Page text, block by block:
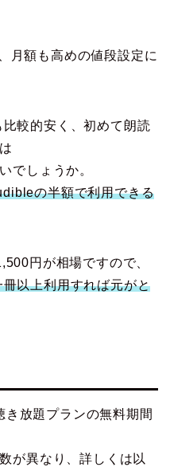
月額も高めの値段設定に
較的安く、初めて朗読
でしょうか。
の半額で利用できる
円が相場ですので、
以上利用すれば元がと
放題プランの無料期間
が異なり、詳しくは以